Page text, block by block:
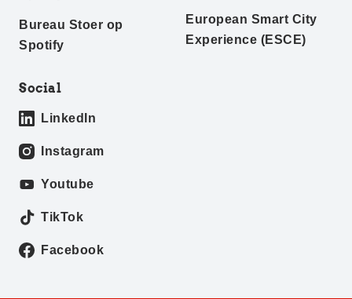
Bureau Stoer op
Spotify
European Smart City
Experience (ESCE)
Social
LinkedIn
Instagram
Youtube
TikTok
Facebook